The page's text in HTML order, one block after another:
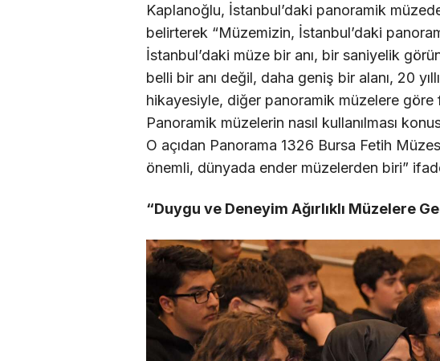
Kaplanoğlu, İstanbul’daki panoramik
belirterek “Müzemizin, İstanbul’daki
İstanbul’daki müze bir anı, bir saniyelik
belli bir anı değil, daha geniş bir alanı, 20
hikayesiyle, diğer panoramik müzelere göre
Panoramik müzelerin nasıl kullanılması
O açıdan Panorama 1326 Bursa Fetih
önemli, dünyada ender müzelerden biri”
“Duygu ve Deneyim Ağırlıklı Müzelere